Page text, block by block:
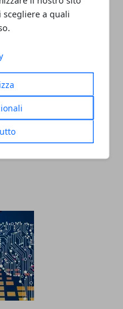
a quali